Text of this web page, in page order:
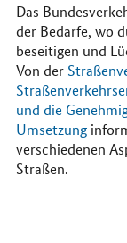
Das
der Bedarfe, wo
beseitigen und
Von der
und die
Umsetzung
verschiedenen
Straßen.